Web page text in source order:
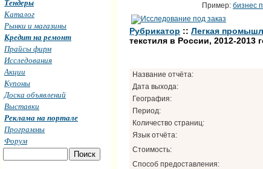
Пример: бизнес
Рубрикатор :: Легкая
текстиля в России, 2012-2013
Название отчёта:
Дата выхода:
География:
Период:
Количество страниц:
Язык отчёта:
Стоимость:
Способ предоставления:
Тендеры
Каталог
Рынки и магазины
Кредит на ремонт
Прайсы фирм
Исследования
Акции
Купоны
Доска объявлений
Выставки
Реклама на портале
Программы
Форум